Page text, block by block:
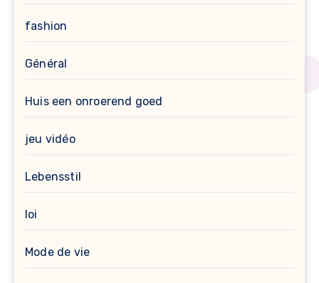
fashion
Général
Huis een onroerend goed
jeu vidéo
Lebensstil
loi
Mode de vie